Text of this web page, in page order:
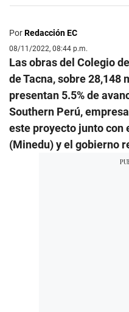
PorRedacción EC
08/11/2022, 08:44 p.m.
Las obras del Colegio
de Tacna, sobre 28,148
presentan 5.5% de
Southern Perú,
este proyecto junto con
(Minedu) y el gobierno